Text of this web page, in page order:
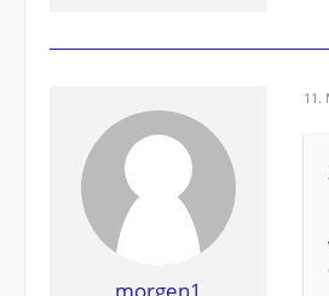
morgen1
11.